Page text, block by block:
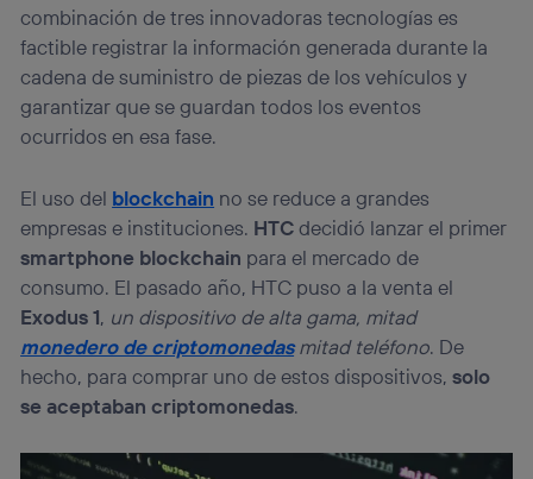
combinación de tres innovadoras tecnologías es
factible registrar la información generada durante la
cadena de suministro de piezas de los vehículos y
garantizar que se guardan todos los eventos
ocurridos en esa fase.
El uso del blockchain no se reduce a grandes
empresas e instituciones. HTCdecidió lanzar el primer
smartphone blockchain para el mercado de
consumo. El pasado año, HTC puso a la venta el
Exodus 1, un dispositivo de alta gama, mitad
monedero de criptomonedasmitad teléfono. De
hecho, para comprar uno de estos dispositivos,solo
se aceptaban criptomonedas.